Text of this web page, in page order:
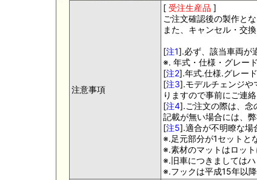
注意事項
[ 受注生産品 ]
ご注文確認後の製作と
また、キャンセル・交
[注1].必ず、該当車両が
※. 年式・仕様・グレー
[注2].年式.仕様.グレー
[注3].モデルチェンジや
りますので事前にご連絡
[注4].ご注文の際は、念
記載が無い場合には、
[注5].適合が不明瞭な場
※.足元部分が1セットと
※.素材のマットはロッ
※.旧車につきましては
※.フックは平成15年以